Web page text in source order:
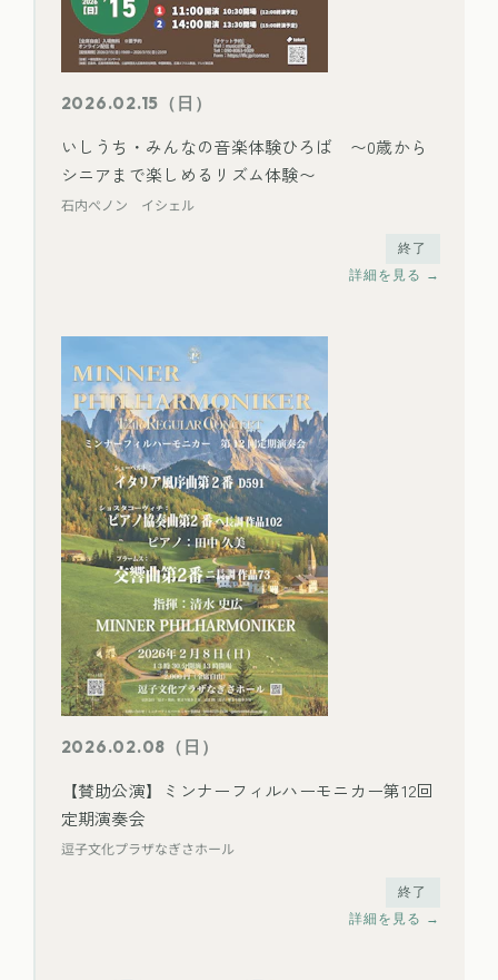
2026.02.15（日）
いしうち・みんなの音楽体験ひろば 〜0歳から
シニアまで楽しめるリズム体験〜
石内ぺノン イシェル
終了
詳細を見る →
2026.02.08（日）
【賛助公演】ミンナーフィルハーモニカー第12回
定期演奏会
逗子文化プラザなぎさホール
終了
詳細を見る →